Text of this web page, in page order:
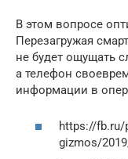
В этом вопросе
Перезагружая
не будет ощущать
а телефон
информации в
https://fb.ru/
gizmos/